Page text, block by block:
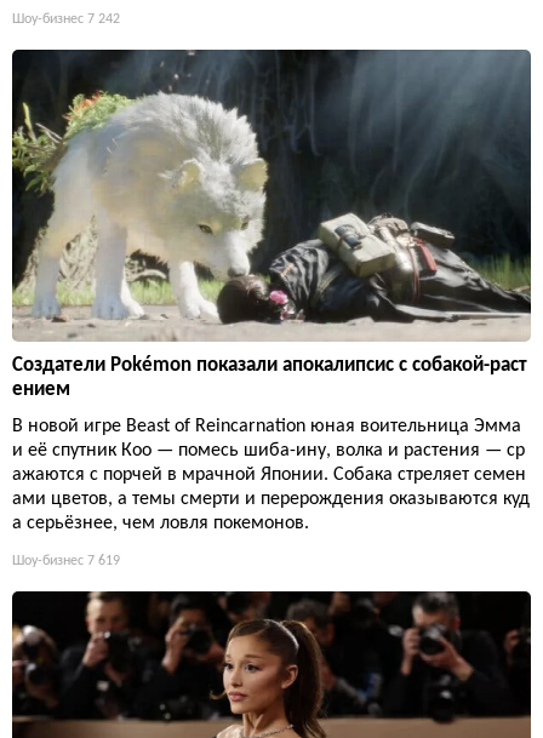
Шоу-бизнес 7 242
Создатели Pokémon показали апокалипсис с собакой-раст
ением
В новой игре Beast of Reincarnation юная воительница Эмма
и её спутник Кoo — помесь шиба-ину, волка и растения — ср
ажаются с порчей в мрачной Японии. Собака стреляет семен
ами цветов, а темы смерти и перерождения оказываются куд
а серьёзнее, чем ловля покемонов.
Шоу-бизнес 7 619